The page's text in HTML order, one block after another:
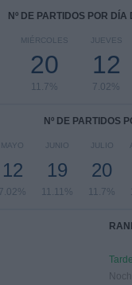
Nº DE PARTIDOS POR
MIÉRCOLES
20
11.7%
JUEVES
12
7.02%
Nº DE PARTIDOS
MAYO
12
7.02%
JUNIO
19
11.11%
JULIO
20
11.7%
Tarde